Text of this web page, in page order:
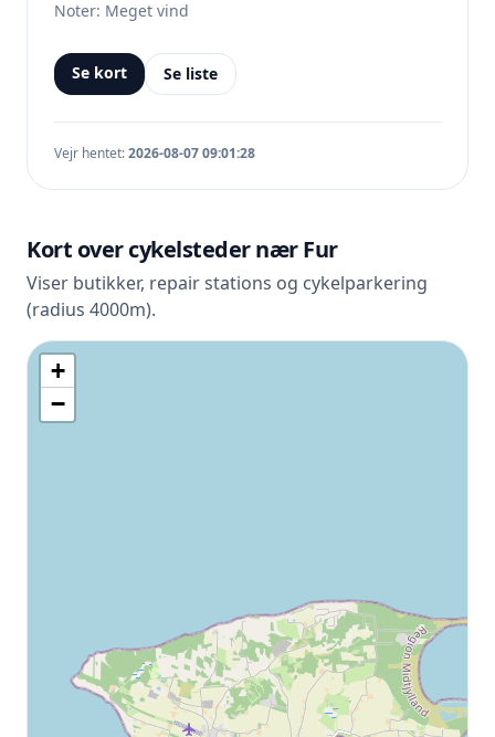
Noter: Meget vind
Se kort Se liste
Vejr hentet:2026-08-07 09:01:28
Kort over cykelsteder nær Fur
Viser butikker, repair stations og cykelparkering
(radius 4000m).
+
−